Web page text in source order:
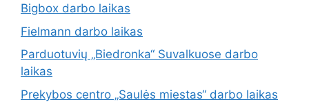
Bigbox darbo laikas
Fielmann darbo laikas
Parduotuvių „Biedronka“ Suvalkuose darbo
laikas
Prekybos centro „Saulės miestas“ darbo laikas